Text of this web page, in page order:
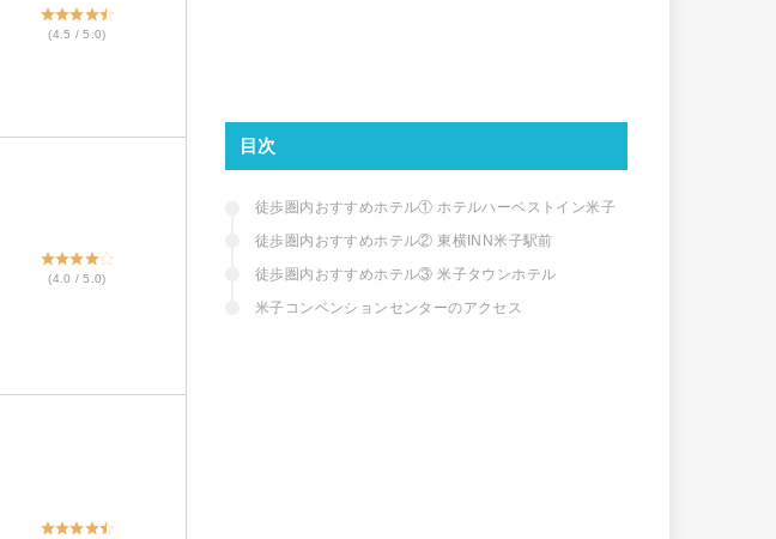
(4.5 / 5.0)
(4.0 / 5.0)
目次
徒歩圏内おすすめホテル① ホテルハーベストイン米子
徒歩圏内おすすめホテル② 東横INN米子駅前
徒歩圏内おすすめホテル③ 米子タウンホテル
米子コンベンションセンターのアクセス